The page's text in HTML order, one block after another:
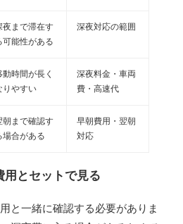
夜まで滞在す
可能性がある
深夜対応の範囲
動時間が長く
りやすい
深夜料金・車両
費・高速代
朝まで確認す
場合がある
早朝費用・翌朝
対応
用とセットで見る
と一緒に確認する必要がありま